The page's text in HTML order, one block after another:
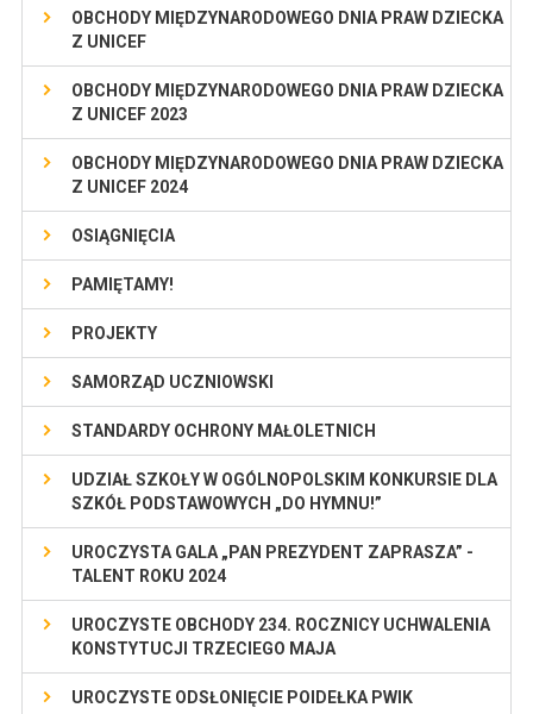
OBCHODY MIĘDZYNARODOWEGO DNIA PRAW DZIECKA
Z UNICEF
OBCHODY MIĘDZYNARODOWEGO DNIA PRAW DZIECKA
Z UNICEF 2023
OBCHODY MIĘDZYNARODOWEGO DNIA PRAW DZIECKA
Z UNICEF 2024
OSIĄGNIĘCIA
PAMIĘTAMY!
PROJEKTY
SAMORZĄD UCZNIOWSKI
STANDARDY OCHRONY MAŁOLETNICH
UDZIAŁ SZKOŁY W OGÓLNOPOLSKIM KONKURSIE DLA
SZKÓŁ PODSTAWOWYCH „DO HYMNU!”
UROCZYSTA GALA „PAN PREZYDENT ZAPRASZA” -
TALENT ROKU 2024
UROCZYSTE OBCHODY 234. ROCZNICY UCHWALENIA
KONSTYTUCJI TRZECIEGO MAJA
UROCZYSTE ODSŁONIĘCIE POIDEŁKA PWIK